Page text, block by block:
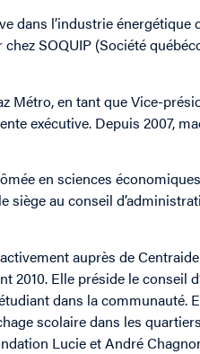
dans l’industrie énergétique
chez SOQUIP (Société
Métro, en tant que Vice-
exécutive. Depuis 2007,
en sciences
siège au conseil
auprès de
2010. Elle préside le conseil
dans la communauté.
scolaire dans les
Lucie et André